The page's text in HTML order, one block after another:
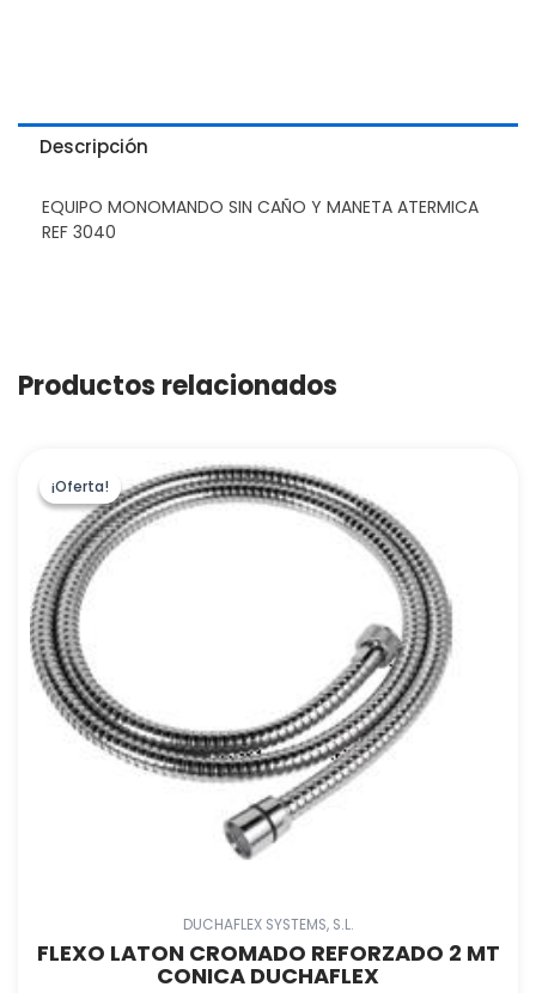
Descripción
EQUIPO MONOMANDO SIN CAÑO Y MANETA ATERMICA
REF 3040
Productos relacionados
¡Oferta!
¡Oferta!
DUCHAFLEX SYSTEMS, S.L.
FLEXO LATON CROMADO REFORZADO 2 MT
CONICA DUCHAFLEX